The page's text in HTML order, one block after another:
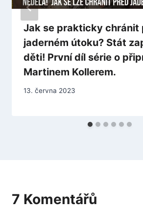
Jak se prakticky chránit
jaderném útoku? Stát
děti! První díl série o
Martinem Kollerem.
13. června 2023
7 Komentářů